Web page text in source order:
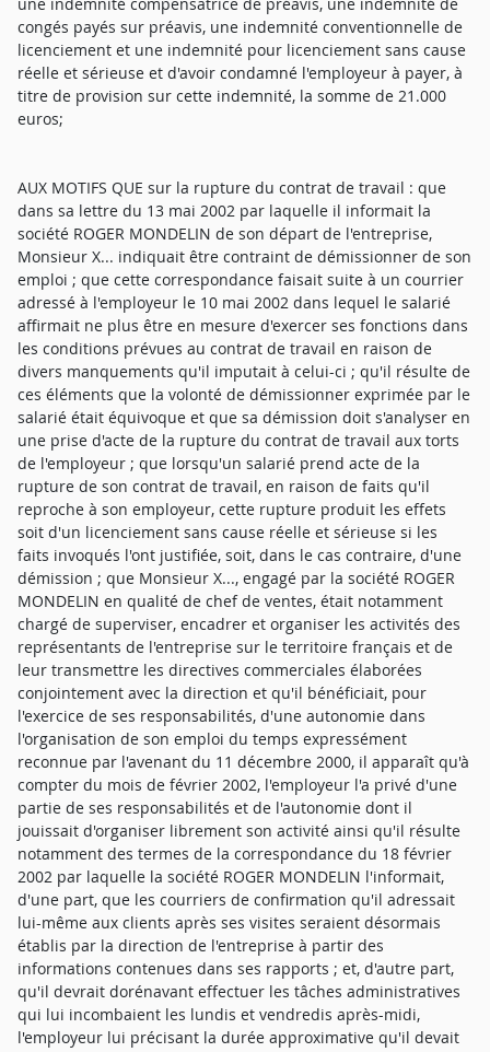
congés payés sur préavis, une indemnité conventionnelle de
licenciement et une indemnité pour licenciement sans cause
réelle et sérieuse et d'avoir condamné l'employeur à payer, à
titre de provision sur cette indemnité, la somme de 21.000
euros;
AUX MOTIFS QUE sur la rupture du contrat de travail : que
dans sa lettre du 13 mai 2002 par laquelle il informait la
société ROGER MONDELIN de son départ de l'entreprise,
Monsieur X... indiquait être contraint de démissionner de son
emploi ; que cette correspondance faisait suite à un courrier
adressé à l'employeur le 10 mai 2002 dans lequel le salarié
affirmait ne plus être en mesure d'exercer ses fonctions dans
les conditions prévues au contrat de travail en raison de
divers manquements qu'il imputait à celui-ci ; qu'il résulte de
ces éléments que la volonté de démissionner exprimée par le
salarié était équivoque et que sa démission doit s'analyser en
une prise d'acte de la rupture du contrat de travail aux torts
de l'employeur ; que lorsqu'un salarié prend acte de la
rupture de son contrat de travail, en raison de faits qu'il
reproche à son employeur, cette rupture produit les effets
soit d'un licenciement sans cause réelle et sérieuse si les
faits invoqués l'ont justifiée, soit, dans le cas contraire, d'une
démission ; que Monsieur X..., engagé par la société ROGER
MONDELIN en qualité de chef de ventes, était notamment
chargé de superviser, encadrer et organiser les activités des
représentants de l'entreprise sur le territoire français et de
leur transmettre les directives commerciales élaborées
conjointement avec la direction et qu'il bénéficiait, pour
l'exercice de ses responsabilités, d'une autonomie dans
l'organisation de son emploi du temps expressément
reconnue par l'avenant du 11 décembre 2000, il apparaît qu'à
compter du mois de février 2002, l'employeur l'a privé d'une
partie de ses responsabilités et de l'autonomie dont il
jouissait d'organiser librement son activité ainsi qu'il résulte
notamment des termes de la correspondance du 18 février
2002 par laquelle la société ROGER MONDELIN l'informait,
d'une part, que les courriers de confirmation qu'il adressait
lui-même aux clients après ses visites seraient désormais
établis par la direction de l'entreprise à partir des
informations contenues dans ses rapports ; et, d'autre part,
qu'il devrait dorénavant effectuer les tâches administratives
qui lui incombaient les lundis et vendredis après-midi,
l'employeur lui précisant la durée approximative qu'il devait